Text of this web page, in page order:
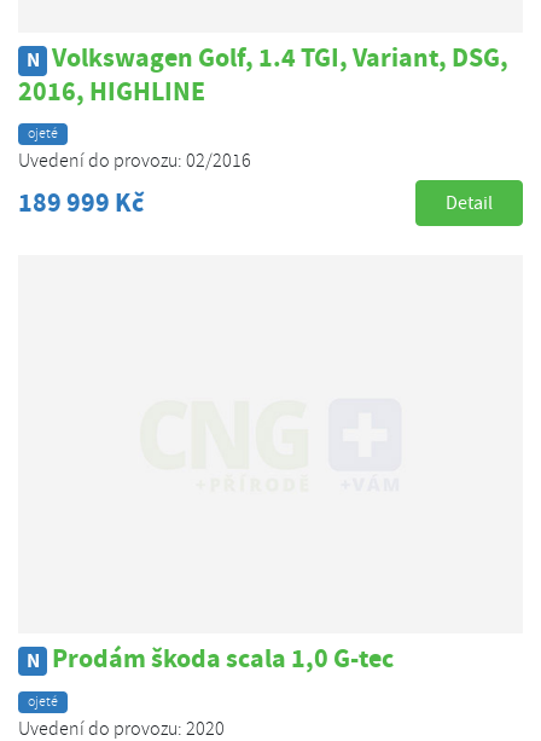
N Volkswagen Golf, 1.4 TGI, Variant, DSG,
2016, HIGHLINE
ojeté
Uvedení do provozu: 02/2016
189 999 Kč Detail
N Prodám škoda scala 1,0 G-tec
ojeté
Uvedení do provozu: 2020